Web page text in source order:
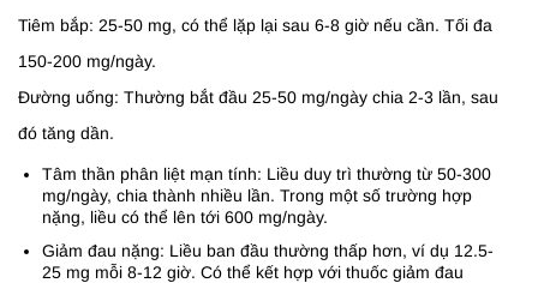
Tiêm bắp: 25-50 mg, có thể lặp lại sau 6-8 giờ nếu cần. Tối đa
150-200 mg/ngày.
Đường uống: Thường bắt đầu 25-50 mg/ngày chia 2-3 lần, sau
đó tăng dần.
Tâm thần phân liệt mạn tính: Liều duy trì thường từ 50-300
mg/ngày, chia thành nhiều lần. Trong một số trường hợp
nặng, liều có thể lên tới 600 mg/ngày.
Giảm đau nặng: Liều ban đầu thường thấp hơn, ví dụ 12.5-
25 mg mỗi 8-12 giờ. Có thể kết hợp với thuốc giảm đau